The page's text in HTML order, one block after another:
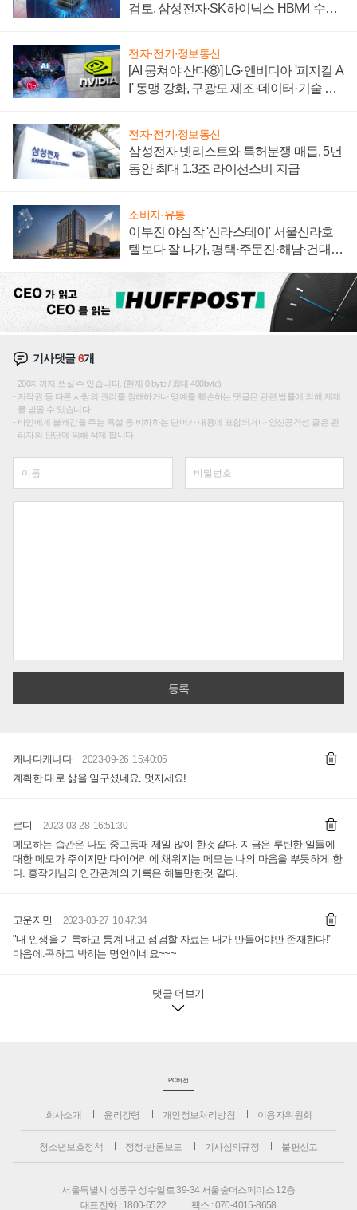
검토, 삼성전자·SK하이닉스 HBM4 수율
전자·전기·정보통신
[AI 뭉쳐야 산다⑧] LG·엔비디아 '피지컬 A
I' 동맹 강화, 구광모 제조·데이터·기술 결
전자·전기·정보통신
삼성전자 넷리스트와 특허분쟁 매듭, 5년
동안 최대 1.3조 라이선스비 지급
소비자·유통
이부진 야심작 '신라스테이' 서울신라호
텔보다 잘 나가, 평택·주문진·해남·건대로
기사댓글6개
200자까지 쓰실 수 있습니다. (현재 0 byte / 최대 400byte)
저작권 등 다른 사람의 권리를 침해하거나 명예를 훼손하는 댓글은 관련 법률에 의해 제재
를 받을 수 있습니다.
타인에게 불쾌감을 주는 욕설 등 비하하는 단어가 내용에 포함되거나 인신공격성 글은 관
리자의 판단에 의해 삭제 합니다.
캐나다캐나다 2023-09-26 15:40:05
계획한 대로 삶을 일구셨네요. 멋지세요!
로디 2023-03-28 16:51:30
메모하는 습관은 나도 중고등때 제일 많이 한것같다. 지금은 루틴한 일들에
대한 메모가 주이지만 다이어리에 채워지는 메모는 나의 마음을 뿌듯하게 한
다. 홍작가님의 인간관계의 기록은 해볼만한것 같다.
고운지민 2023-03-27 10:47:34
"내 인생을 기록하고 통계 내고 점검할 자료는 내가 만들어야만 존재한다!"
마음에.콕하고 박히는 명언이네요~~~
댓글 더보기
PC버전
회사소개 윤리강령 개인정보처리방침 이용자위원회
청소년보호정책 정정·반론보도 기사심의규정 불편신고
서울특별시 성동구 성수일로 39-34 서울숲더스페이스 12층
대표전화 : 1800-6522
팩스 : 070-4015-8658